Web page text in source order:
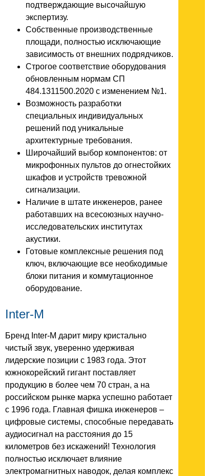
подтверждающие высочайшую
экспертизу.
Собственные производственные
площади, полностью исключающие
зависимость от внешних подрядчиков.
Строгое соответствие оборудования
обновленным нормам СП
484.1311500.2020 с изменением №1.
Возможность разработки
специальных индивидуальных
решений под уникальные
архитектурные требования.
Широчайший выбор компонентов: от
микрофонных пультов до огнестойких
шкафов и устройств тревожной
сигнализации.
Наличие в штате инженеров, ранее
работавших на всесоюзных научно-
исследовательских институтах
акустики.
Готовые комплексные решения под
ключ, включающие все необходимые
блоки питания и коммутационное
оборудование.
Inter-M
Бренд Inter-M дарит миру кристально
чистый звук, уверенно удерживая
лидерские позиции с 1983 года. Этот
южнокорейский гигант поставляет
продукцию в более чем 70 стран, а на
российском рынке марка успешно работает
с 1996 года. Главная фишка инженеров –
цифровые системы, способные передавать
аудиосигнал на расстояния до 15
километров без искажений! Технология
полностью исключает влияние
электромагнитных наводок, делая комплекс